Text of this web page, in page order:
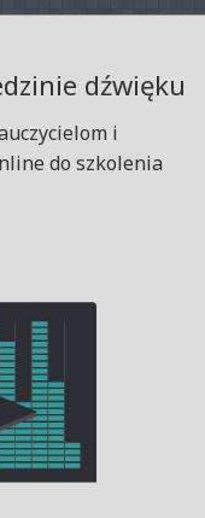
dźwięku
i
do szkolenia